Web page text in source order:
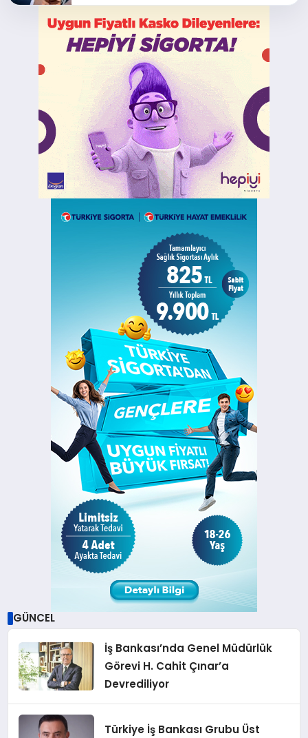
GÜNCEL
İş Bankası’nda Genel Müdürlük
Görevi H. Cahit Çınar’a
Devrediliyor
Türkiye İş Bankası Grubu Üst